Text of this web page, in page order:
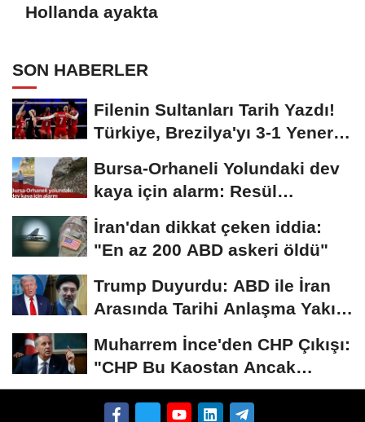
Hollanda ayakta
SON HABERLER
Filenin Sultanları Tarih Yazdı!
Türkiye, Brezilya'yı 3-1 Yenerek
Bursa-Orhaneli Yolundaki dev
kaya için alarm: Resül
Kaplan'dan yetkililere...
İran'dan dikkat çeken iddia:
"En az 200 ABD askeri öldü"
Trump Duyurdu: ABD ile İran
Arasında Tarihi Anlaşma Yakın!
Muharrem İnce'den CHP Çıkışı:
"CHP Bu Kaostan Ancak
Üyelerle Genel...